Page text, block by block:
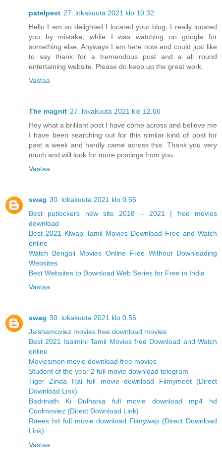
patelpest 27. lokakuuta 2021 klo 10.32
Hello I am so delighted I located your blog, I really located
you by mistake, while I was watching on google for
something else, Anyways I am here now and could just like
to say thank for a tremendous post and a all round
entertaining website. Please do keep up the great work.
Vastaa
The magnit 27. lokakuuta 2021 klo 12.06
Hey what a brilliant post I have come across and believe me
I have been searching out for this similar kind of post for
past a week and hardly came across this. Thank you very
much and will look for more postings from you.
Vastaa
swag 30. lokakuuta 2021 klo 0.55
Best putlockers new site 2018 – 2021 | free movies
download
Best 2021 Klwap Tamil Movies Download Free and Watch
online
Watch Bengali Movies Online Free Without Downloading
Websites
Best Websites to Download Web Series for Free in India
Vastaa
swag 30. lokakuuta 2021 klo 0.56
Jalshamoviez movies free download movies
Best 2021 Isaimini Tamil Movies free Download and Watch
online
Moviesmon movie download free movies
Student of the year 2 full movie download telegram
Tiger Zinda Hai full movie download Filmymeet (Direct
Download Link)
Badrinath Ki Dulhania full movie download mp4 hd
Coolmoviez (Direct Download Link)
Raees hd full movie download Filmywap (Direct Download
Link)
Vastaa